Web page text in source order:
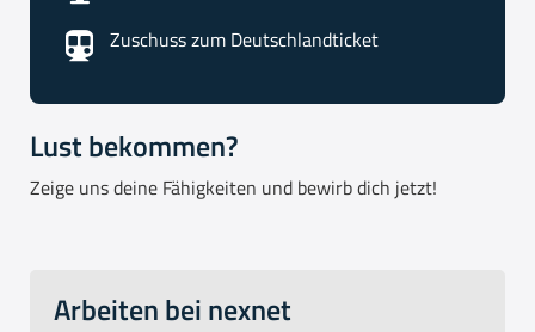
Zuschuss zum Deutschlandticket
Lust bekommen?
Zeige uns deine Fähigkeiten und bewirb dich jetzt!
Arbeiten bei nexnet